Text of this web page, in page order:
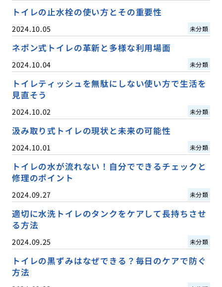
トイレの止水栓の使い方とその重要性
2024.10.05 未分類
ネポン式トイレの革新と多様な利用場面
2024.10.04 未分類
トイレティッシュを無駄にしない使い方で生活を
見直そう
2024.10.02 未分類
汲み取り式トイレの現状と未来の可能性
2024.10.01 未分類
トイレの水が流れない！自分でできるチェックと
修理のポイント
2024.09.27 未分類
適切に水洗トイレのタンクをケアして長持ちさせ
る方法
2024.09.25 未分類
トイレの黒ずみはなぜできる？毎日のケアで防ぐ
方法